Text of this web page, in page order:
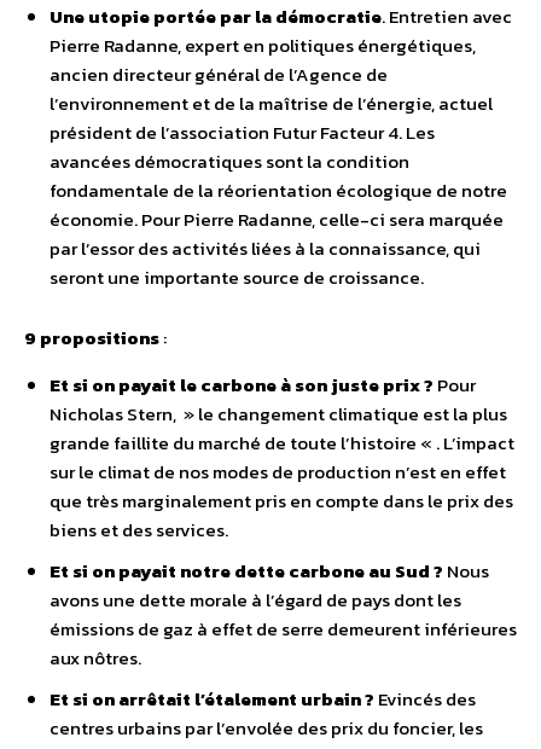
Une utopie portée par la démocratie. Entretien avec
Pierre Radanne, expert en politiques énergétiques,
ancien directeur général de l’Agence de
l’environnement et de la maîtrise de l’énergie, actuel
président de l’association Futur Facteur 4. Les
avancées démocratiques sont la condition
fondamentale de la réorientation écologique de notre
économie. Pour Pierre Radanne, celle-ci sera marquée
par l’essor des activités liées à la connaissance, qui
seront une importante source de croissance.
9 propositions:
Et si on payait le carbone à son juste prix ? Pour
Nicholas Stern, » le changement climatique est la plus
grande faillite du marché de toute l’histoire « . L’impact
sur le climat de nos modes de production n’est en effet
que très marginalement pris en compte dans le prix des
biens et des services.
Et si on payait notre dette carbone au Sud ? Nous
avons une dette morale à l’égard de pays dont les
émissions de gaz à effet de serre demeurent inférieures
aux nôtres.
Et si on arrêtait l’étalement urbain ? Evincés des
centres urbains par l’envolée des prix du foncier, les